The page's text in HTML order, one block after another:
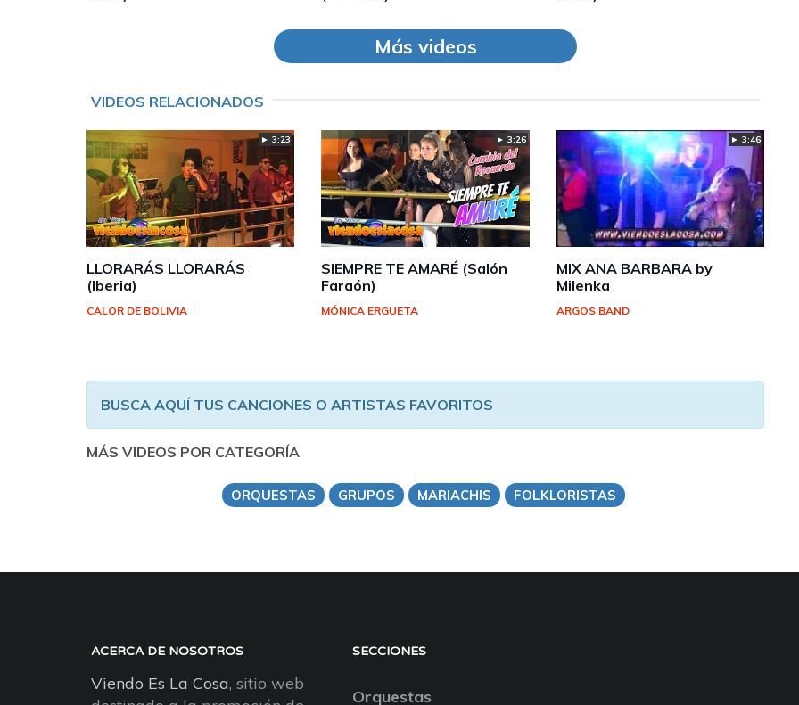
Más videos
VIDEOS RELACIONADOS
► 3:23
LLORARÁS LLORARÁS
(Iberia)
CALOR DE BOLIVIA
► 3:26
SIEMPRE TE AMARÉ (Salón
Faraón)
MÓNICA ERGUETA
► 3:46
MIX ANA BARBARA by
Milenka
ARGOS BAND
BUSCA AQUÍ TUS CANCIONES O ARTISTAS FAVORITOS
MÁS VIDEOS POR CATEGORÍA
ORQUESTAS GRUPOS MARIACHIS FOLKLORISTAS
ACERCA DE NOSOTROS
Viendo Es La Cosa, sitio web
SECCIONES
Orquestas